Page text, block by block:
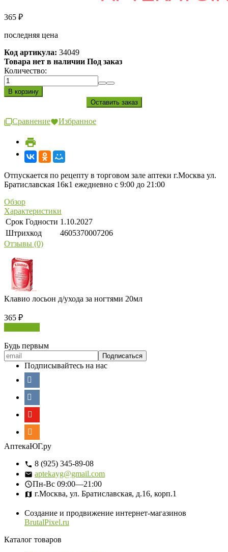
365 ₽
последняя цена
Код артикула: 34049
Товара нет в наличии Под заказ
Количество:
Сравнение Избранное
Отпускается по рецепту в торговом зале аптеки г.Москва ул.
Братиславская 16к1 ежедневно с 9:00 до 21:00
Обзор
Характеристики
Срок Годности 1.10.2027
Штрихкод
4605370007206
Отзывы (0)
Клавио лосьон д/ухода за ногтями 20мл
365 ₽
Будь первым
Подписывайтесь на нас
АптекаЮГ.ру
8 (925) 345-89-08
aptekayg@gmail.com
Пн-Вс 09:00—21:00
г.Москва, ул. Братиславская, д.16, корп.1
Создание и продвижение интернет-магазинов
BrutalPixel.ru
Каталог товаров